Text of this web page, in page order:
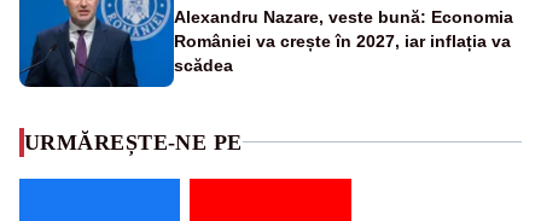
Alexandru Nazare, veste bună: Economia
României va crește în 2027, iar inflația va
scădea
URMĂREȘTE-NE PE